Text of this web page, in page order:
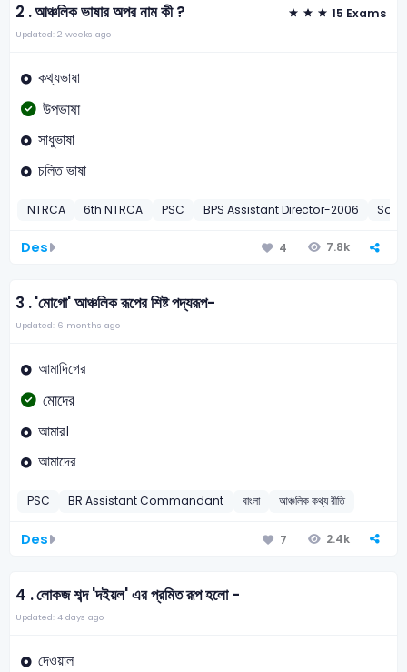
2 .আঞ্চলিক ভাষার অপর নাম কী ? 15 Exams
Updated: 2 weeks ago
কথ্যভাষা
উপভাষা
সাধুভাষা
চলিত ভাষা
NTRCA 6th NTRCA PSC BPS Assistant Director-2006
Des 4 7.8k
3 .'মোগো' আঞ্চলিক রূপের শিষ্ট পদ্যরূপ-
Updated: 6 months ago
আমাদিগের
মোদের
আমার।
আমাদের
PSC BR Assistant Commandant বাংলা আঞ্চলিক কথ্য রীতি
Des 7 2.4k
4 .লোকজ শব্দ 'দইয়ল' এর প্রমিত রূপ হলো -
Updated: 4 days ago
দেওয়াল